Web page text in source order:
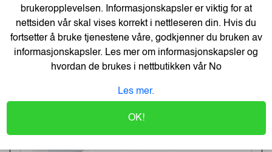
166,-
205,-
Kjøp
-19%
Lagerstatus:2 stk på lager.
brukeropplevelsen. Informasjonskapsler er viktig for at
nettsiden vår skal vises korrekt i nettleseren din. Hvis du
fortsetter å bruke tjenestene våre, godkjenner du bruken av
informasjonskapsler. Les mer om informasjonskapsler og
hvordan de brukes i nettbutikken vårNo
Les mer.
OK!